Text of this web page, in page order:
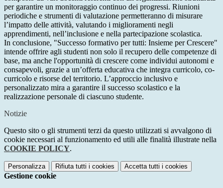
per garantire un monitoraggio continuo dei progressi. Riunioni
periodiche e strumenti di valutazione permetteranno di misurare
l’impatto delle attività, valutando i miglioramenti negli
apprendimenti, nell’inclusione e nella partecipazione scolastica.
In conclusione, "Successo formativo per tutti: Insieme per Crescere"
intende offrire agli studenti non solo il recupero delle competenze di
base, ma anche l'opportunità di crescere come individui autonomi e
consapevoli, grazie a un’offerta educativa che integra curricolo, co-
curricolo e risorse del territorio. L’approccio inclusivo e
personalizzato mira a garantire il successo scolastico e la
realizzazione personale di ciascuno studente.
Notizie
Questo sito o gli strumenti terzi da questo utilizzati si avvalgono di
cookie necessari al funzionamento ed utili alle finalità illustrate nella
COOKIE POLICY.
Personalizza Rifiuta tutti i cookies Accetta tutti i cookies
Gestione cookie